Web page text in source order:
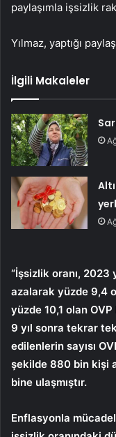
paylaşımla işsizlik
Yılmaz, yaptığı
İlgili Makaleler
“İşsizlik oranı, 2023
azalarak yüzde 9,4
yüzde 10,1 olan
9 yıl sonra tekrar
edilenlerin sayısı
şekilde 880 bin kişi
bine ulaşmıştır.
Enflasyonla